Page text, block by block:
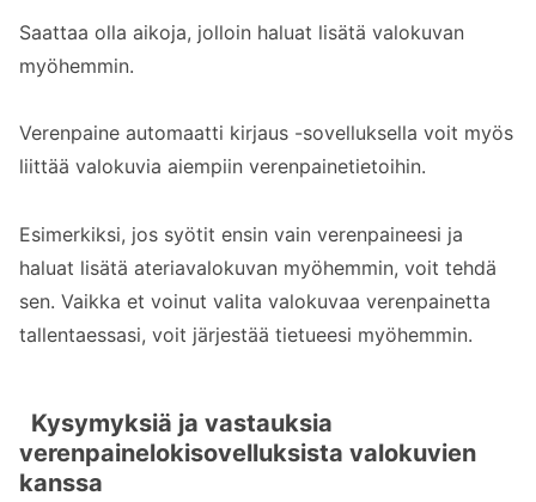
Saattaa olla aikoja, jolloin haluat lisätä valokuvan
myöhemmin.
Verenpaine automaatti kirjaus -sovelluksella voit myös
liittää valokuvia aiempiin verenpainetietoihin.
Esimerkiksi, jos syötit ensin vain verenpaineesi ja
haluat lisätä ateriavalokuvan myöhemmin, voit tehdä
sen. Vaikka et voinut valita valokuvaa verenpainetta
tallentaessasi, voit järjestää tietueesi myöhemmin.
Kysymyksiä ja vastauksia
verenpainelokisovelluksista valokuvien
kanssa